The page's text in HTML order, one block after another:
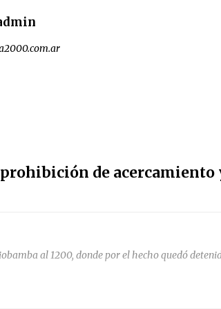
de acercamiento
al 1200, donde por el hecho quedó